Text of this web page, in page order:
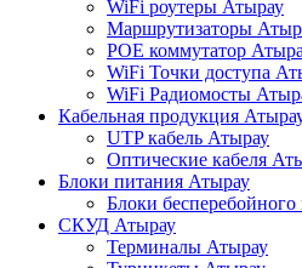
WiFi роутеры Атырау
Маршрутизаторы
POE коммутатор
WiFi Точки доступа
WiFi Радиомосты
Кабельная продукция
UTP кабель Атырау
Оптические кабеля
Блоки питания Атырау
Блоки
СКУД Атырау
Терминалы Атырау